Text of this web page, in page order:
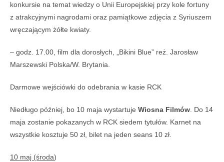
konkursie na temat wiedzy o Unii Europejskiej przy kole fortuny
z atrakcyjnymi nagrodami oraz pamiątkowe zdjęcia z Syriuszem
wręczającym żółte kwiaty.
– godz. 17.00, film dla dorosłych, „Bikini Blue” reż. Jarosław
Marszewski Polska/W. Brytania.
Darmowe wejściówki do odebrania w kasie RCK
Niedługo później, bo 10 maja wystartuje Wiosna Filmów . Do 14
maja zostanie pokazanych w RCK siedem tytułów. Karnet na
wszystkie kosztuje 50 zł, bilet na jeden seans 10 zł.
10 maj (środa)